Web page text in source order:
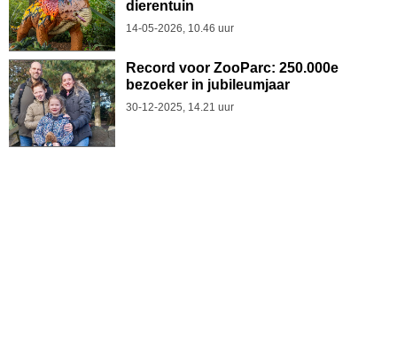
dierentuin
14-05-2026, 10.46 uur
Record voor ZooParc: 250.000e
bezoeker in jubileumjaar
30-12-2025, 14.21 uur